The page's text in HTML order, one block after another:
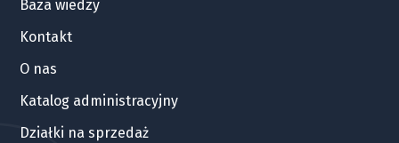
Baza wiedzy
Kontakt
O nas
Katalog administracyjny
Działki na sprzedaż